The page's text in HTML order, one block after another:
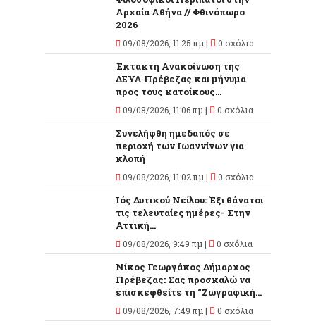
Αρχαία Αθήνα // Φθινόπωρο
2026
09/08/2026, 11:25 πμ | 0 σχόλια
Έκτακτη Ανακοίνωση της
ΔΕΥΑ Πρέβεζας και μήνυμα
προς τους κατοίκους...
09/08/2026, 11:06 πμ | 0 σχόλια
Συνελήφθη ημεδαπός σε
περιοχή των Ιωαννίνων για
κλοπή
09/08/2026, 11:02 πμ | 0 σχόλια
Ιός Δυτικού Νείλου: Έξι θάνατοι
τις τελευταίες ημέρες- Στην
Αττική...
09/08/2026, 9:49 πμ | 0 σχόλια
Νίκος Γεωργάκος Δήμαρχος
Πρέβεζας: Σας προσκαλώ να
επισκεφθείτε τη “Ζωγραφική...
09/08/2026, 7:49 πμ | 0 σχόλια